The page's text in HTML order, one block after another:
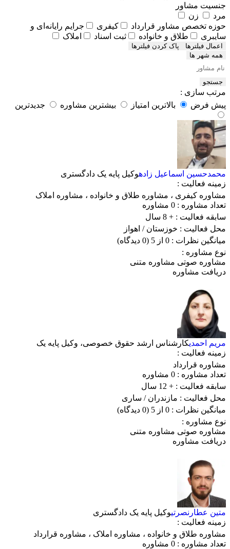
جنسیت مشاور
مرد
زن
حوزه تخصص مشاور قرارداد کیفری
جرایم رایانه‌ای و
سایبری
طلاق و خانواده ثبت اسناد املاک
اعمال فیلترها
همه شهر ها
جستجو
مرتب سازی :
پیش فرض
بالاترین امتیاز بیشترین مشاوره جدیدترین
محمدحسین اسماعیل زادهوکیل پایه‌ یک دادگستری
زمینه فعالیت :
مشاوره کیفری ، مشاوره طلاق و خانواده ، مشاوره املاک
تعداد مشاوره : 0 مشاوره
سابقه فعالیت : + 8 سال
محل فعالیت : خوزستان/ اهواز
میانگین نظرات : 0 از 5
(0 دیدگاه)
نوع مشاوره :
مشاوره صوتی مشاوره متنی
دریافت مشاوره
مریم احمدیکارشناس ارشد حقوق خصوصی، وکیل پایه یک
زمینه فعالیت :
مشاوره قرارداد
تعداد مشاوره : 0 مشاوره
سابقه فعالیت : + 12 سال
محل فعالیت : مازندران/ ساری
میانگین نظرات : 0 از 5
(0 دیدگاه)
نوع مشاوره :
مشاوره صوتی مشاوره متنی
دریافت مشاوره
متین عطارنصرتیوکیل پایه یک دادگستری
زمینه فعالیت :
مشاوره طلاق و خانواده ، مشاوره املاک ، مشاوره قرارداد
تعداد مشاوره : 0 مشاوره